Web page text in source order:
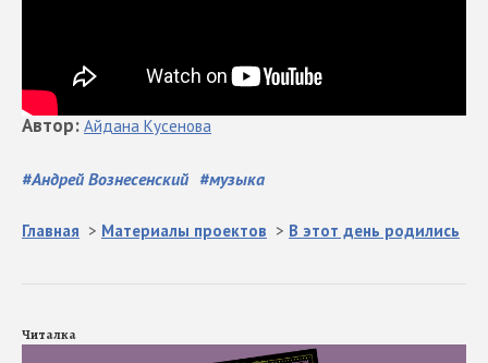
#Андрей Вознесенский #музыка
Автор: Айдана Кусенова
Главная > Материалы проектов > В этот день родились
Читалка